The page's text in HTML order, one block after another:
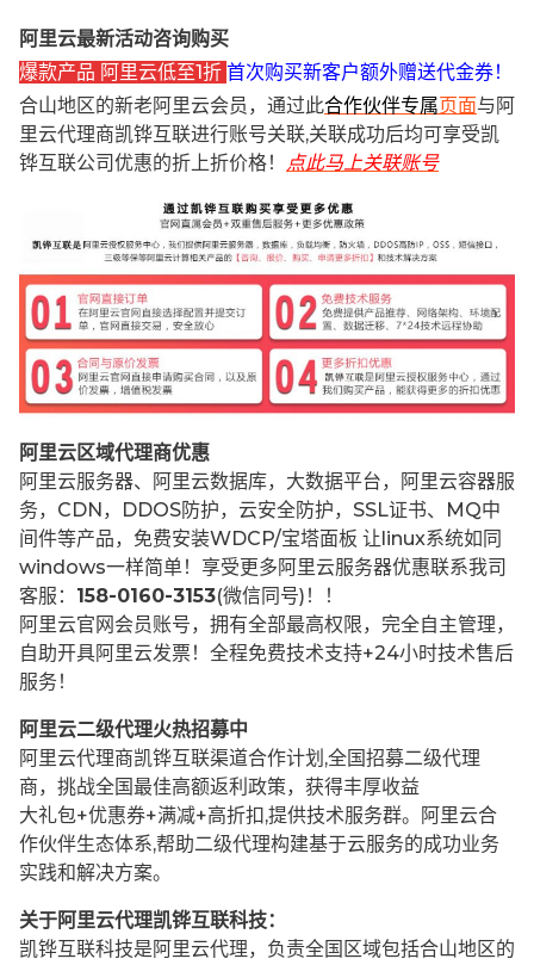
阿里云最新活动咨询购买
爆款产品 阿里云低至1折 首次购买新客户额外赠送代金券！
合山地区的新老阿里云会员，通过此合作伙伴专属页面与阿
里云代理商凯铧互联进行账号关联,关联成功后均可享受凯
铧互联公司优惠的折上折价格！
点此马上关联账号
阿里云区域代理商优惠
阿里云服务器、阿里云数据库，大数据平台，阿里云容器服
务，CDN，DDOS防护，云安全防护，SSL证书、MQ中
间件等产品，免费安装WDCP/宝塔面板 让 linux系统如同
windows一样简单！享受更多阿里云服务器优惠联系我司
客服： 158-0160-3153(微信同号)！！
阿里云官网会员账号，拥有全部最高权限，完全自主管理，
自助开具阿里云发票！全程免费技术支持+24小时技术售后
服务！
阿里云二级代理火热招募中
阿里云代理商凯铧互联渠道合作计划,全国招募二级代理
商，挑战全国最佳高额返利政策，获得丰厚收益
大礼包+优惠券+满减+高折扣,提供技术服务群。阿里云合
作伙伴生态体系,帮助二级代理构建基于云服务的成功业务
实践和解决方案。
关于阿里云代理凯铧互联科技：
凯铧互联科技是阿里云代理，负责全国区域包括合山地区的